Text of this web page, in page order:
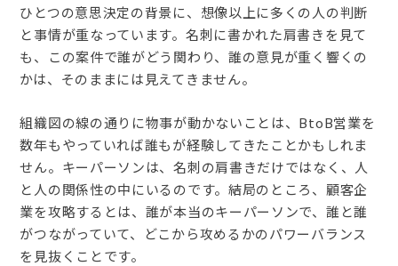
ひとつの意思決定の背景に、想像以上に多くの人の判断
と事情が重なっています。名刺に書かれた肩書きを見て
も、この案件で誰がどう関わり、誰の意見が重く響くの
かは、そのままには見えてきません。
組織図の線の通りに物事が動かないことは、BtoB営業を
数年もやっていれば誰もが経験してきたことかもしれま
せん。キーパーソンは、名刺の肩書きだけではなく、人
と人の関係性の中にいるのです。結局のところ、顧客企
業を攻略するとは、誰が本当のキーパーソンで、誰と誰
がつながっていて、どこから攻めるかのパワーバランス
を見抜くことです。